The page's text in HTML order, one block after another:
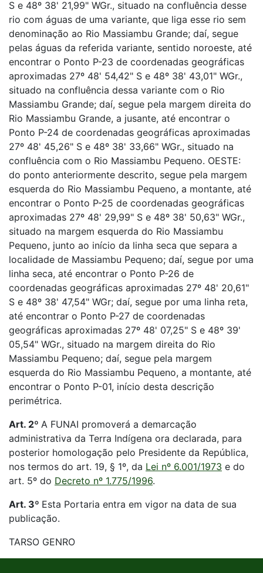
S e 48º 38' 21,99" WGr., situado na confluência desse
rio com águas de uma variante, que liga esse rio sem
denominação ao Rio Massiambu Grande; daí, segue
pelas águas da referida variante, sentido noroeste, até
encontrar o Ponto P-23 de coordenadas geográficas
aproximadas 27º 48' 54,42" S e 48º 38' 43,01" WGr.,
situado na confluência dessa variante com o Rio
Massiambu Grande; daí, segue pela margem direita do
Rio Massiambu Grande, a jusante, até encontrar o
Ponto P-24 de coordenadas geográficas aproximadas
27º 48' 45,26" S e 48º 38' 33,66" WGr., situado na
confluência com o Rio Massiambu Pequeno. OESTE:
do ponto anteriormente descrito, segue pela margem
esquerda do Rio Massiambu Pequeno, a montante, até
encontrar o Ponto P-25 de coordenadas geográficas
aproximadas 27º 48' 29,99" S e 48º 38' 50,63" WGr.,
situado na margem esquerda do Rio Massiambu
Pequeno, junto ao início da linha seca que separa a
localidade de Massiambu Pequeno; daí, segue por uma
linha seca, até encontrar o Ponto P-26 de
coordenadas geográficas aproximadas 27º 48' 20,61"
S e 48º 38' 47,54" WGr; daí, segue por uma linha reta,
até encontrar o Ponto P-27 de coordenadas
geográficas aproximadas 27º 48' 07,25" S e 48º 39'
05,54" WGr., situado na margem direita do Rio
Massiambu Pequeno; daí, segue pela margem
esquerda do Rio Massiambu Pequeno, a montante, até
encontrar o Ponto P-01, início desta descrição
perimétrica.
Art. 2º A FUNAI promoverá a demarcação
administrativa da Terra Indígena ora declarada, para
posterior homologação pelo Presidente da República,
nos termos do art. 19, § 1º, da Lei nº 6.001/1973 e do
art. 5º do Decreto nº 1.775/1996.
Art. 3º Esta Portaria entra em vigor na data de sua
publicação.
TARSO GENRO